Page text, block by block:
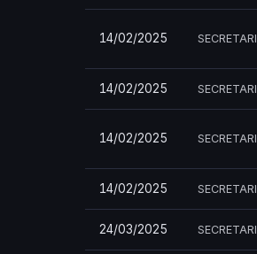
14/02/2025
14/02/2025
14/02/2025
14/02/2025
24/03/2025